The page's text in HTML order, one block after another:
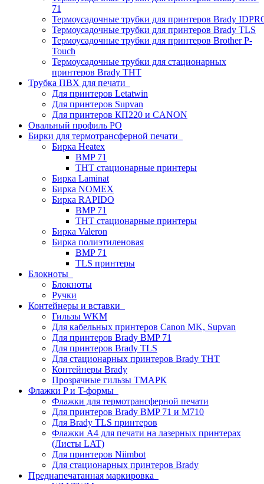
71
Термоусадочные трубки для принтеров Brady
Термоусадочные трубки для принтеров Brady TLS
Термоусадочные трубки для принтеров Brother P-
Touch
Термоусадочные трубки для стационарных
принтеров Brady THT
Трубка ПВХ для печати
Для принтеров Letatwin
Для принтеров Supvan
Для принтеров КП220 и CANON
Овальный профиль PO
Бирки для термотрансферной печати
Бирка Heatex
BMP 71
THT стационарные принтеры
Бирка Laminat
Бирка NOMEX
Бирка RAPIDO
BMP 71
THT стационарные принтеры
Бирка Valeron
Бирка полиэтиленовая
BMP 71
TLS принтеры
Блокноты
Блокноты
Ручки
Контейнеры и вставки
Гильзы WKM
Для кабельных принтеров Canon MK, Supvan
Для принтеров Brady BMP 71
Для принтеров Brady TLS
Для стационарных принтеров Brady THT
Контейнеры Brady
Прозрачные гильзы ТМАРК
Флажки P и T-формы
Флажки для термотрансферной печати
Для принтеров Brady BMP 71 и M710
Для Brady TLS принтеров
Флажки A4 для печати на лазерных принтерах
(Листы LAT)
Для принтеров Niimbot
Для стационарных принтеров Brady
Преднапечатанная маркировка